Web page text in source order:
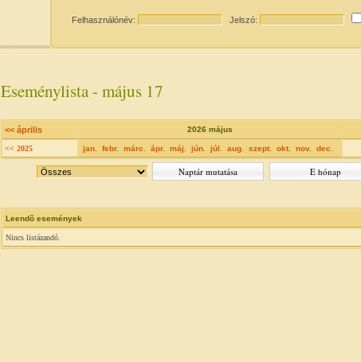
Felhasználónév: Jelszó:
Eseménylista - május 17
<< április 2026 május
<< 2025 jan. febr. márc. ápr. máj. jún. júl. aug. szept. okt. nov. dec.
Leendõ események
Nincs listázandó.